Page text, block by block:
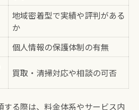
地域密着型で実績や評判がある
か
個人情報の保護体制の有無
買取・清掃対応や相談の可否
る際は、料金体系やサービス内